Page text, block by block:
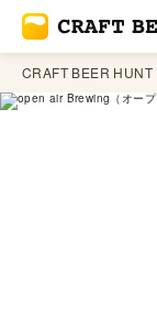
CRAFT BEER HUNT